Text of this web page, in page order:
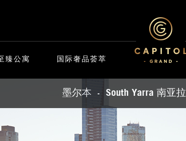
臻公寓 国际奢品荟萃
墨尔本 - South Yarra 南亚拉